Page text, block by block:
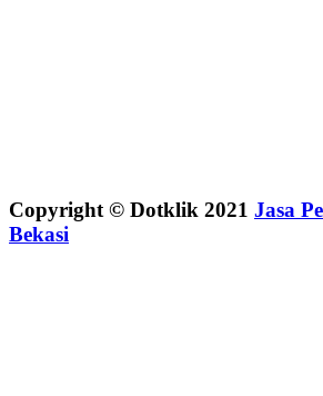
Copyright © Dotklik 2021 Jasa
Bekasi